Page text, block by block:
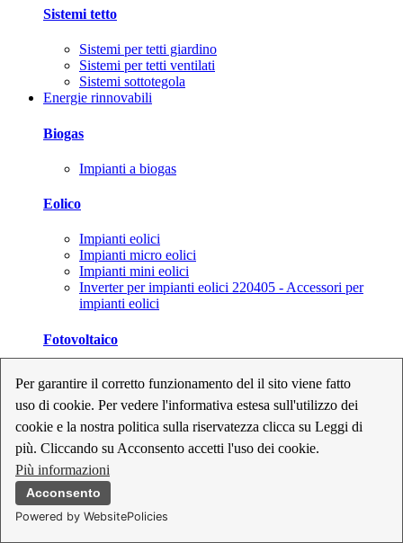
Per garantire il corretto funzionamento del il sito viene fatto
uso di cookie. Per vedere l'informativa estesa sull'utilizzo dei
cookie e la nostra politica sulla riservatezza clicca su Leggi di
più. Cliccando su Acconsento accetti l'uso dei cookie.
Più informazioni
Acconsento
Powered by WebsitePolicies
Sistemi tetto
Sistemi per tetti giardino
Sistemi per tetti ventilati
Sistemi sottotegola
Energie rinnovabili
Biogas
Impianti a biogas
Eolico
Impianti eolici
Impianti micro eolici
Impianti mini eolici
Inverter per impianti eolici 220405 - Accessori per
impianti eolici
Fotovoltaico
Inverter per impianti fotovoltaici
Kit per impianti fotovoltaici
Moduli fotovoltaici
Sistemi di monitoraggio per impianti fotovoltaici
Strumenti di collaudo e configurazione per impianti
fotovoltaici
Supporti per impianti fotovoltaici
Geotermia